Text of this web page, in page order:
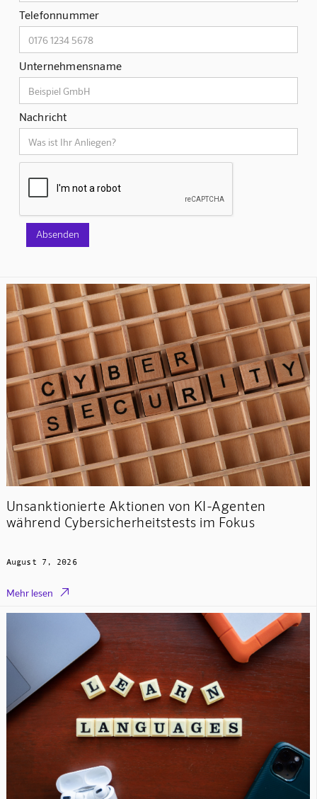
Telefonnummer
Unternehmensname
Nachricht
Unsanktionierte Aktionen von KI-Agenten
während Cybersicherheitstests im Fokus
August 7, 2026
Mehr lesen 